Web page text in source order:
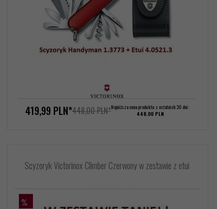
419,99 PLN*448,00 PLN*Najniższa cena produktu z ostatnich 30 dni:
448.00 PLN
Scyzoryk Victorinox Climber Czerwony w zestawie z etui
%